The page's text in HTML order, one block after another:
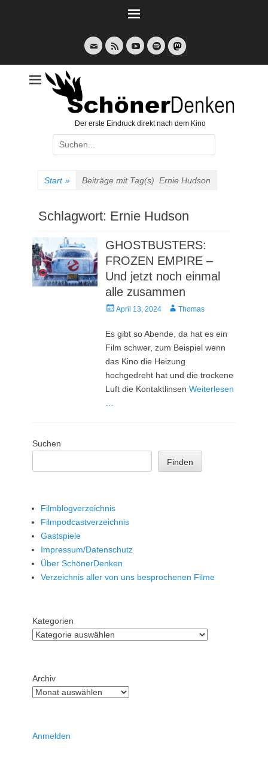
E-
Mail
Feed YouTubeSpotify
Der erste Eindruck direkt nach dem Kino
Suche
nach:
Start » Beiträge mit Tag(s) Ernie Hudson
Schlagwort: Ernie Hudson
GHOSTBUSTERS:
FROZEN EMPIRE –
Und jetzt noch einmal
alle zusammen
Veröffentlicht
April 13, 2024 AutorThomas
Es gibt so Abende, da hat es ein
Film schwer, zum Beispiel wenn
das Kino die Heizung
hochgedreht hat und die trockene
Luft die KontaktlinsenWeiterlesen
Suchen
Finden
Filmblogverzeichnis
Filmpodcastverzeichnis
Gastspiele
Impressum/Datenschutz
Über SchönerDenken
Verzeichnis aller von uns besprochenen Filme
Kategorien
Archiv
Anmelden